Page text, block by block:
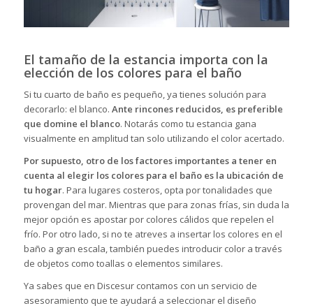
El tamaño de la estancia importa con la
elección de los colores para el baño
Si tu cuarto de baño es pequeño, ya tienes solución para
decorarlo: el blanco. Ante rincones reducidos, es preferible
que domine el blanco. Notarás como tu estancia gana
visualmente en amplitud tan solo utilizando el color acertado.
Por supuesto, otro de los factores importantes a tener en
cuenta al elegir los colores para el baño es la ubicación de
tu hogar. Para lugares costeros, opta por tonalidades que
provengan del mar. Mientras que para zonas frías, sin duda la
mejor opción es apostar por colores cálidos que repelen el
frío. Por otro lado, si no te atreves a insertar los colores en el
baño a gran escala, también puedes introducir color a través
de objetos como toallas o elementos similares.
Ya sabes que en Discesur contamos con un servicio de
asesoramiento que te ayudará a seleccionar el diseño